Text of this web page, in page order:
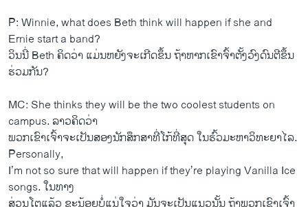
P: Winnie, what does Beth think will happen if she and
Ernie start a band?
ວິນ​ນີ່ Beth ຄິດ​ວ່າ ​ແມ່ນ​ຫຍັງ​ຈະເກີດ​ຂຶ້ນ ຖ້າ​ຫາກເຂົາ​ຈົ້າຕັ້ງ​ວົງດົນຕີ​ຂຶ້ນ​
ຮ່ວມ​ກັນ?
MC: She thinks they will be the two coolest students on
campus. ລາວ​ຄິດວ່າ
ພວກ​ເຂົາ​ເຈົ້າ​ຈະ​ເປັນ​ສອງ​ນັກ​ສຶກສາ​ທີ່​ໂກ້​ທີ່​ສຸດ ​ໃນ​ຮົ້ວ​ມະຫາວິທະຍາ​ໄລ.
Personally,
I’m not so sure that will happen if they’re playing Vanilla Ice
songs. ​ໃນ​ທາງ